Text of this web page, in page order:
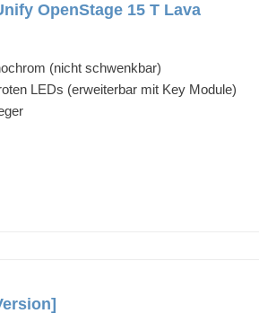
OpenStage 15 T Lava
(nicht schwenkbar)
LEDs (erweiterbar mit Key Module)